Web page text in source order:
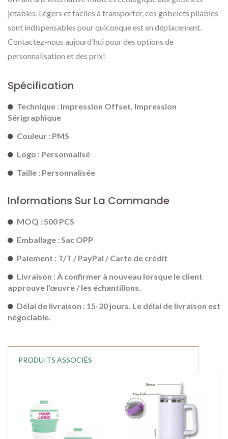
jetables. Légers et faciles à transporter, ces gobelets pliables
sont indispensables pour quiconque est en déplacement.
Contactez-nous aujourd'hui pour des options de
personnalisation et des prix!
Spécification
Technique : Impression Offset, Impression
Sérigraphique
Couleur : PMS
Logo : Personnalisé
Taille : Personnalisée
Informations Sur La Commande
MOQ : 500 PCS
Emballage : Sac OPP
Paiement : T/T / PayPal / Carte de crédit
Livraison : À confirmer à nouveau lorsque le client
approuve l'œuvre / les échantillons.
Délai de livraison : 15-20 jours. Le délai de livraison est
négociable.
PRODUITS ASSOCIÉS